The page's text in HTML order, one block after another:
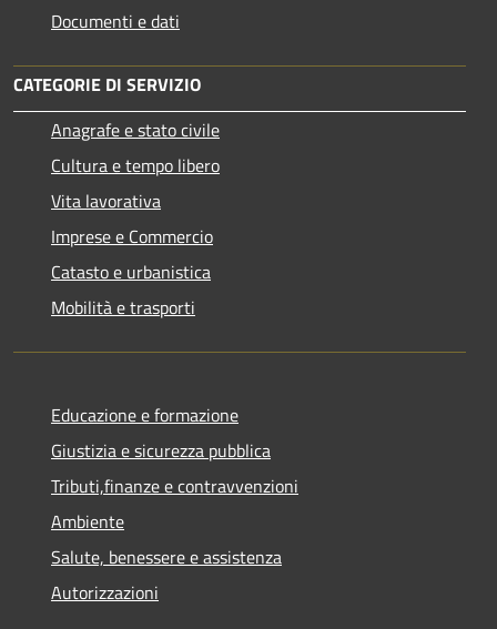
Documenti e dati
CATEGORIE DI SERVIZIO
Anagrafe e stato civile
Cultura e tempo libero
Vita lavorativa
Imprese e Commercio
Catasto e urbanistica
Mobilità e trasporti
Educazione e formazione
Giustizia e sicurezza pubblica
Tributi,finanze e contravvenzioni
Ambiente
Salute, benessere e assistenza
Autorizzazioni